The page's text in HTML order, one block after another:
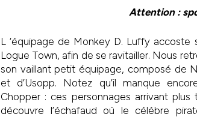
Attention :
L ‘équipage de Monkey D. Luffy accoste
Logue Town, afin de se ravitailler. Nous
son vaillant petit équipage, composé de
et d’Usopp. Notez qu’il manque
Chopper : ces personnages arrivant
découvre l’échafaud où le célèbre